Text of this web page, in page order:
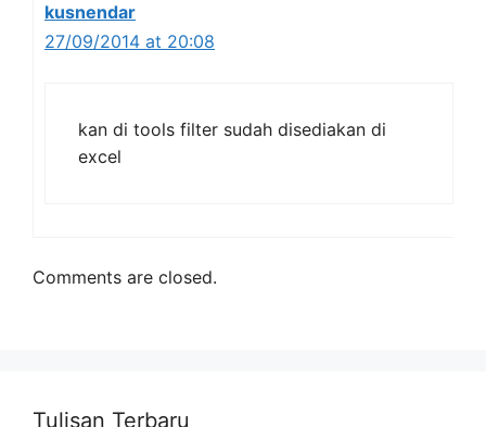
kusnendar
27/09/2014 at 20:08
kan di tools filter sudah disediakan di
excel
Comments are closed.
Tulisan Terbaru